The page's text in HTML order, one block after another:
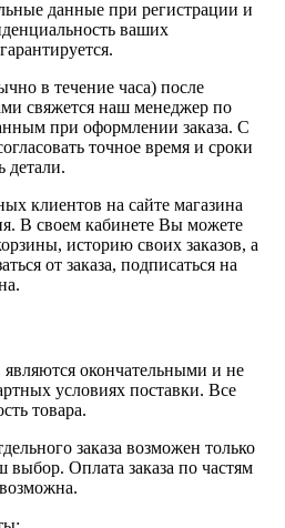
данные при регистрации и
ваших
в течение часа) после
свяжется наш менеджер по
при оформлении заказа. С
точное время и сроки
детали.
клиентов на сайте магазина
В своем кабинете Вы можете
историю своих заказов, а
от заказа, подписаться на
окончательными и не
условиях поставки. Все
товара.
заказа возможен только
Оплата заказа по частям